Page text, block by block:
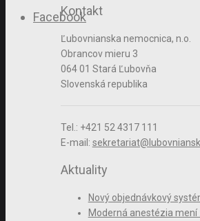
Facebook
Kontakt
Ľubovnianska nemocnica, n.o.
Obrancov mieru 3
064 01 Stará Ľubovňa
Slovenská republika
Tel.: +421 52 4317 111
E-mail:
Aktuality
Nový objednávkový
Moderná anestézia mení